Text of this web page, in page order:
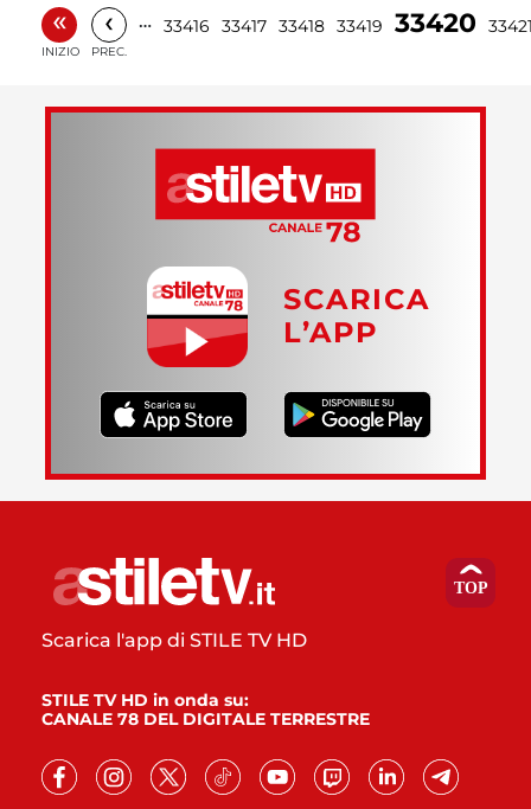
«
INIZIO
‹
PREC.
… 33416 33417 33418 33419 33420
SCARICA
L’APP
Scarica l'app di STILE TV HD
STILE TV HD in onda su:
CANALE 78 DEL DIGITALE TERRESTRE